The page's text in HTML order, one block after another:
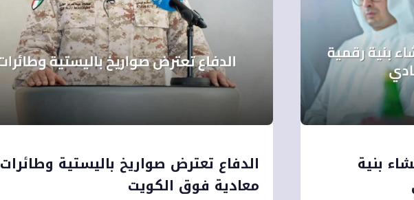
بنية
الدفاع تعترض صواريخ باليستية وطائرات
معادية فوق الكويت